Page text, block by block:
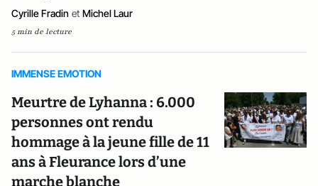
Cyrille Fradin et Michel Laur
5 min de lecture
IMMENSE EMOTION
Meurtre de Lyhanna : 6.000
personnes ont rendu
hommage à la jeune fille de 11
ans à Fleurance lors d’une
marche blanche